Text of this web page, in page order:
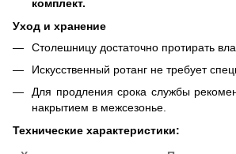
комплект.
Уход и хранение
Столешницу достаточно протирать
Искусственный ротанг не требует
Для продления срока службы
накрытием в межсезонье.
Технические характеристики: